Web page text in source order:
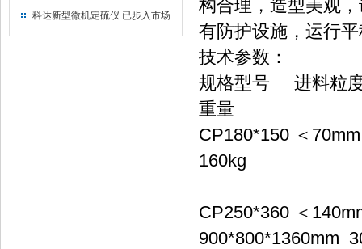
仪器仪表有限公司
科达新型微机定硫仪 已步入市场
构合理，造型美观
有防护设施，运行
技术参数：
规格型号 进料
重量
CP180*150 ＜
160kg
CP250*360 ＜
900*800*1360mm